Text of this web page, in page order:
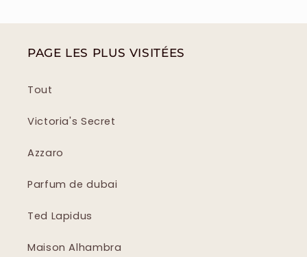
PAGE LES PLUS VISITÉES
Tout
Victoria's Secret
Azzaro
Parfum de dubai
Ted Lapidus
Maison Alhambra